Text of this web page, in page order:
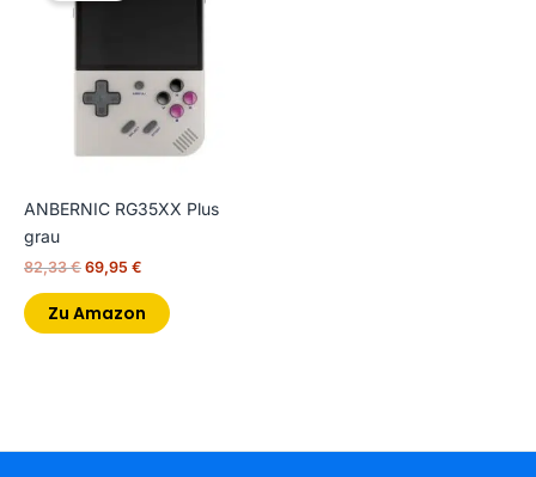
ANBERNIC RG35XX Plus
grau
82,33€ 69,95 €
Zu Amazon